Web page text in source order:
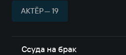
АКТЁР — 19
Ссуда на брак